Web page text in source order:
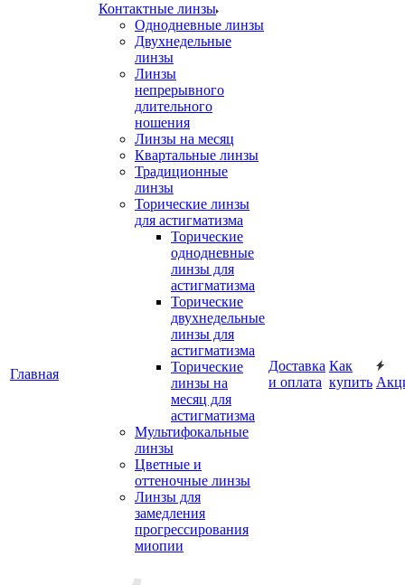
Главная
Контактные линзы
Однодневные линзы
Двухнедельные
линзы
Линзы
непрерывного
длительного
ношения
Линзы на месяц
Квартальные линзы
Традиционные
линзы
Торические линзы
для астигматизма
Торические
однодневные
линзы для
астигматизма
Торические
двухнедельные
линзы для
астигматизма
Торические
линзы на
месяц для
астигматизма
Мультифокальные
линзы
Цветные и
оттеночные линзы
Линзы для
замедления
прогрессирования
миопии
Доставка
и оплата
Как
купить